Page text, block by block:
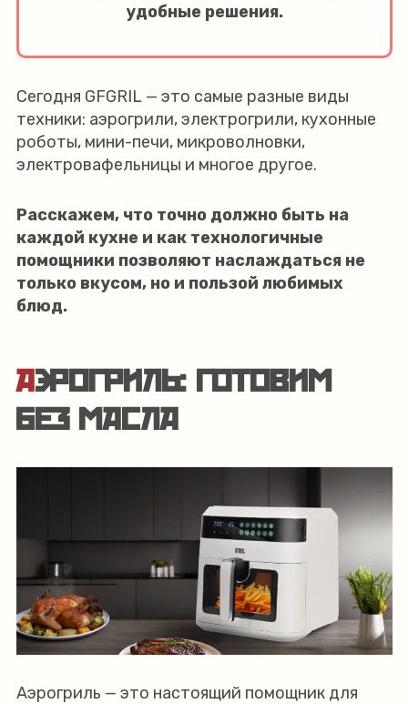
удобные решения.
Сегодня GFGRIL — это самые разные виды
техники: аэрогрили, электрогрили, кухонные
роботы, мини-печи, микроволновки,
электровафельницы и многое другое.
Расскажем, что точно должно быть на
каждой кухне и как технологичные
помощники позволяют наслаждаться не
только вкусом, но и пользой любимых
блюд.
АЭРОГРИЛЬ: ГОТОВИМ
БЕЗ МАСЛА
Аэрогриль — это настоящий помощник для